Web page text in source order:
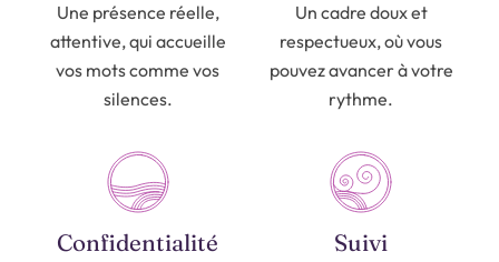
Une présence réelle,
attentive, qui accueille
vos mots comme vos
silences.
Un cadre doux et
respectueux, où vous
pouvez avancer à votre
rythme.
Confidentialité Suivi